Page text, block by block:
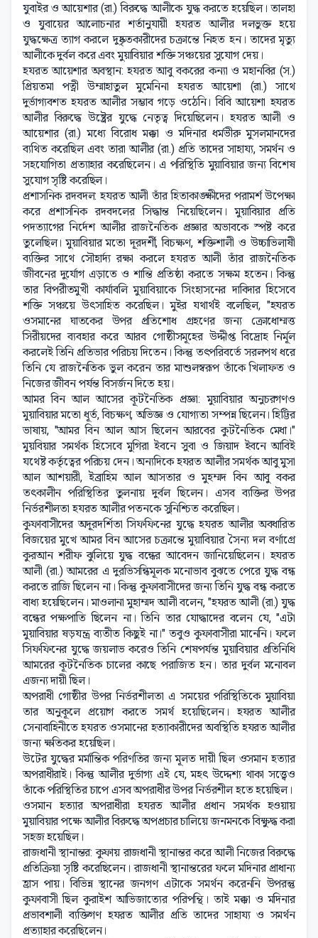
যুবাইর ও আয়েশার (রা.) বিরুদ্ধে আলীকে যুদ্ধ করতে হয়েছিল। তালহা
ও যুবায়ের আলোচনার শর্তানুযায়ী হযরত আলীর দলভুক্ত হয়ে
যুদ্ধক্ষেত্র ত্যাগ করলে দুষ্কৃতকারীদের চক্রান্তে নিহত হন। তাদের মৃত্যু
আলীকে দুর্বল করে এবং মুয়াবিয়ার শক্তি সঞ্চয়ের সুযোগ দেয়।
হযরত আয়েশার অবস্থান: হযরত আবু বকরের কন্যা ও মহানবির (স.)
প্রিয়তমা পত্নী উম্মাহাতুল মুমেনিনা হযরত আয়েশা (রা.) সাথে
দুর্ভাগ্যবশত হযরত আলীর সম্ভাব গড়ে ওঠেনি। বিবি আয়েশা হযরত
আলীর বিরুদ্ধে উষ্ট্রের যুদ্ধে নেতৃত্ব দিয়েছিলেন। হযরত আলী ও
আয়েশার (রা.) মধ্যে বিরোধ মক্কা ও মদিনার ধর্মভীরু মুসলমানদের
ব্যথিত করেছিল এবং তারা আলীর (রা.) প্রতি তাদের সাহায্য, সমর্থন ও
সহযোগিতা প্রত্যাহার করেছিলেন। এ পরিস্থিতি মুয়াবিয়ার জন্য বিশেষ
সুযোগ সৃষ্টি করেছিল।
প্রশাসনিক রদবদল: হযরত আলী তাঁর হিতাকাঙ্ক্ষীদের পরামর্শ উপেক্ষা
করে প্রশাসনিক রদবদলের সিদ্ধান্ত নিয়েছিলেন। মুয়াবিয়ার প্রতি
পদত্যাগের নির্দেশ আলীর রাজনৈতিক প্রজ্ঞার অভাবকে স্পষ্ট করে
তুলেছিল। মুয়াবিয়ার মতো দূরদর্শী, বিচক্ষণ, শক্তিশালী ও উচ্চাভিলাষী
ব্যক্তির সাথে সৌহার্দ্য রক্ষা করলে হযরত আলী তাঁর রাজনৈতিক
জীবনের দুর্যোগ এড়াতে ও শান্তি প্রতিষ্ঠা করতে সক্ষম হতেন। কিন্তু
তার বিপরীতমুখী কার্যাবলি মুয়াবিয়াকে সিংহাসনের দাবিদার হিসেবে
শক্তি সঞ্চয়ে উৎসাহিত করেছিল। মুইর যথার্থই বলেছিল, "হযরত
ওসমানের ঘাতকের উপর প্রতিশোধ গ্রহণের জন্য ক্রোধোম্মত্ত
সিরীয়দের ব্যবহার করে আরব গোষ্ঠীসমূহের উদ্দীপ্ত বিদ্রোহ নির্মূল
করলেই তিনি প্রতিভার পরিচয় দিতেন। কিন্তু তৎপরিবর্তে সরলপথ ধরে
তিনি যে রাজনৈতিক ভুল করেন তার মাশুলস্বরূপ তাঁকে খিলাফত ও
নিজের জীবন পর্যন্ত বিসর্জন দিতে হয়।
আমর বিন আল আসের কূটনৈতিক প্রজ্ঞা: মুয়াবিয়ার অনুচরগণও
মুয়াবিয়ার মতো ধূর্ত, বিচক্ষণ, অভিজ্ঞ ও যোগ্যতা সম্পন্ন ছিলেন। হিট্টির
ভাষায়, "আমর বিন আল আস ছিলেন আরবের কুটনৈতিক মেধা।"
মুয়বিয়ার সমর্থক হিসেবে মুগিরা ইবনে সুবা ও জিয়াদ ইবনে আবিই
যথেষ্ট কর্তৃত্বের পরিচয় দেন। অন্যদিকে হযরত আলীর সমর্থক আবু মুসা
আল আশয়ারী, ইব্রাহিম আল আসতার ও মুহম্মদ বিন আবু বকর
তৎকালীন পরিস্থিতির তুলনায় দুর্বল ছিলেন। এসব ব্যক্তির উপর
নির্ভরশীলতা হযরত আলীর পতনকে সুনিশ্চিত করেছিল।
কুফাবাসীদের অদূরদর্শিতা সিফফিনের যুদ্ধে হযরত আলীর অবধারিত
বিজয়ের মুখে আমর বিন আসের চক্রান্তে মুয়াবিয়ার সৈন্য দল বর্ণাগ্রে
কুরআন শরীফ ঝুলিয়ে যুদ্ধ বন্ধের আবেদন জানিয়েছিলেন। হযরত
আলী (রা.) আমরের এ দুরভিসন্ধিমূলক মনোভাব বুঝতে পেরে যুদ্ধ বন্ধ
করতে রাজি ছিলেন না। কিন্তু কুফাবাসীদের জন্য তিনি যুদ্ধ বন্ধ করতে
বাধ্য হয়েছিলেন। মাওলানা মুহাম্মদ আলী বলেন, "হযরত আলী (রা.) যুদ্ধ
বন্ধের পক্ষপাতি ছিলেন না। তিনি তার যোদ্ধাদের বলেন যে, "এটা
মুয়াবিয়ার ষড়যন্ত্র ব্যতীত কিছুই না।" তবুও কুফাবাসীরা মানেনি। ফলে
সিফফিনের যুদ্ধে জয়লাভ করেও তিনি শেষপর্যন্ত মুয়াবিয়ার প্রতিনিধি
আমরের কূটনৈতিক চালের কাছে পরাজিত হন। তার দুর্বল মনোবল
এজন্য দায়ী ছিল।
অপরাধী গোষ্ঠীর উপর নির্ভরশীলতা এ সময়ের পরিস্থিতিকে মুয়াবিয়া
তার অনুকূলে প্রয়োগ করতে সমর্থ হয়েছিলেন। হযরত আলীর
সেনাবাহিনীতে হযরত ওসমানের হত্যাকারীদের অবস্থিতি হযরত আলীর
জন্য ক্ষতিকর হয়েছিল।
উটের যুদ্ধের মর্মান্তিক পরিণতির জন্য মূলত দায়ী ছিল ওসমান হত্যার
অপরাধীরাই। কিন্তু আলীর দুর্ভাগ্য এই যে, মহৎ উদ্দেশ্য থাকা সত্ত্বেও
তাঁকে পরিস্থিতির চাপে এসব অপরাধীর উপর নির্ভরশীল হতে হয়েছিল।
ওসমান হত্যার অপরাধীরা হযরত আলীর প্রধান সমর্থক হওয়ায়
মুয়াবিয়ার পক্ষে আলীর বিরুদ্ধে অপপ্রচার চালিয়ে জনমনকে বিক্ষুদ্ধ করা
সহজ হয়েছিল।
রাজধানী স্থানান্তর: কুফায় রাজধানী স্থানান্তর করে আলী নিজের বিরুদ্ধে
প্রতিক্রিয়া সৃষ্টি করেছিলেন। রাজধানী স্থানান্তরের ফলে মদিনার প্রাধান্য
হ্রাস পায়। বিভিন্ন স্থানের জনগণ এটাকে সমর্থন করেননি উপরন্তু
কুফাবাসী ছিল কুরাইশ আভিজাত্যের পরিপন্থি। তাই মক্কা ও মদিনার
প্রভাবশালী ব্যক্তিগণ হযরত আলীর প্রতি তাদের সাহায্য ও সমর্থন
প্রত্যাহার করেছিলেন।